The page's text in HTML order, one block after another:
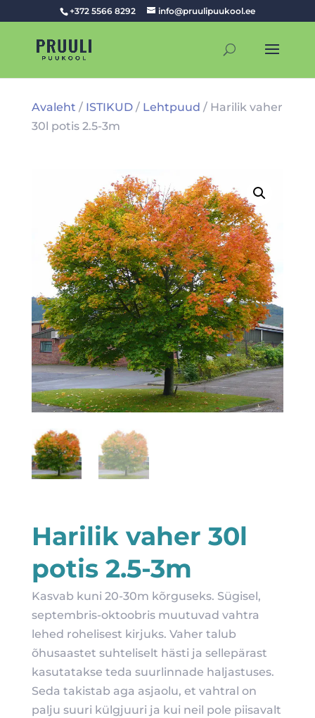
+372 5566 8292 info@pruulipuukool.ee
Avaleht / ISTIKUD/ Lehtpuud / Harilik vaher
30l potis 2.5-3m
Harilik vaher 30l
potis 2.5-3m
Kasvab kuni 20-30m kõrguseks. Sügisel,
septembris-oktoobris muutuvad vahtra
lehed rohelisest kirjuks. Vaher talub
õhusaastet suhteliselt hästi ja sellepärast
kasutatakse teda suurlinnade haljastuses.
Seda takistab aga asjaolu, et vahtral on
palju suuri külgjuuri ja kui neil pole piisavalt